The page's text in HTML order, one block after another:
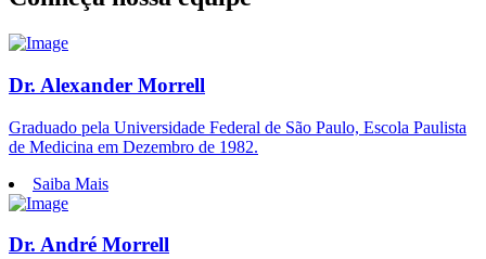
Dr. Alexander Morrell
Graduado pela Universidade Federal de São Paulo, Escola Paulista
de Medicina em Dezembro de 1982.
Saiba Mais
Dr. André Morrell